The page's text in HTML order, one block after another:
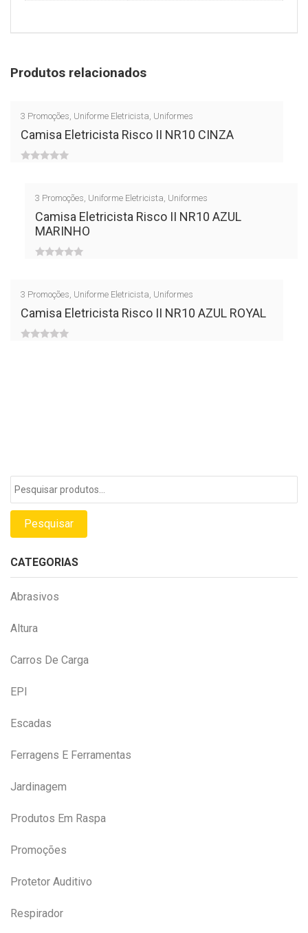
Produtos relacionados
3 Promoções Uniforme Eletricista Uniformes
Camisa Eletricista Risco II NR10 CINZA
3 Promoções Uniforme Eletricista Uniformes
Camisa Eletricista Risco II NR10 AZUL
MARINHO
3 Promoções Uniforme Eletricista Uniformes
Camisa Eletricista Risco II NR10 AZUL ROYAL
Pesquisar
CATEGORIAS
Abrasivos
Altura
Carros De Carga
EPI
Escadas
Ferragens E Ferramentas
Jardinagem
Produtos Em Raspa
Promoções
Protetor Auditivo
Respirador